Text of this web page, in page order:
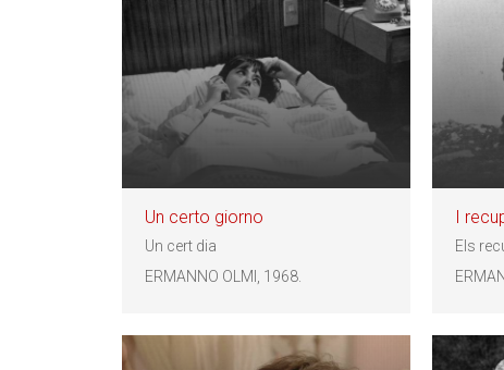
Un certo giorno
Un cert dia
ERMANNO OLMI, 1968.
I
Els